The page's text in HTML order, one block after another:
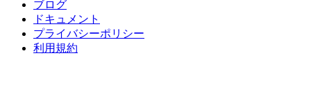
ブログ
ドキュメント
プライバシーポリシー
利用規約